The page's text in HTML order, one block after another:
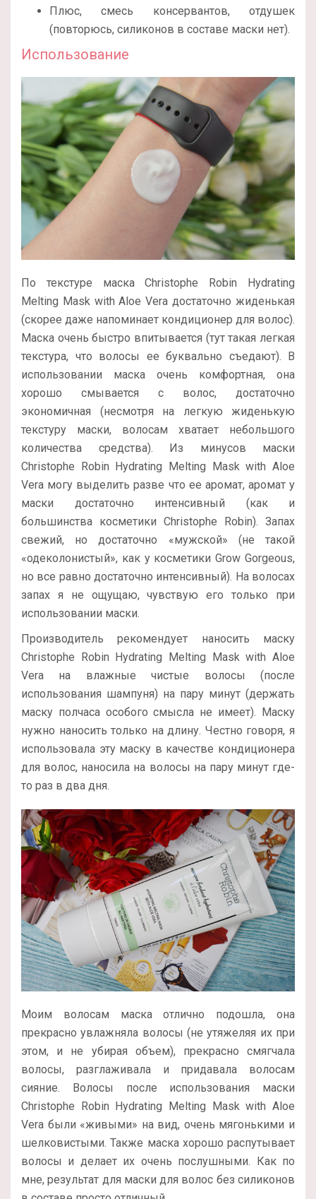
Плюс, смесь консервантов, отдушек
(повторюсь, силиконов в составе маски нет).
Использование
По текстуре маска Christophe Robin Hydrating
Melting Mask with Aloe Vera достаточно жиденькая
(скорее даже напоминает кондиционер для волос).
Маска очень быстро впитывается (тут такая легкая
текстура, что волосы ее буквально съедают). В
использовании маска очень комфортная, она
хорошо смывается с волос, достаточно
экономичная (несмотря на легкую жиденькую
текстуру маски, волосам хватает небольшого
количества средства). Из минусов маски
Christophe Robin Hydrating Melting Mask with Aloe
Vera могу выделить разве что ее аромат, аромат у
маски достаточно интенсивный (как и
большинства косметики Christophe Robin). Запах
свежий, но достаточно «мужской» (не такой
«одеколонистый», как у косметики Grow Gorgeous,
но все равно достаточно интенсивный). На волосах
запах я не ощущаю, чувствую его только при
использовании маски.
Производитель рекомендует наносить маску
Christophe Robin Hydrating Melting Mask with Aloe
Vera на влажные чистые волосы (после
использования шампуня) на пару минут (держать
маску полчаса особого смысла не имеет). Маску
нужно наносить только на длину. Честно говоря, я
использовала эту маску в качестве кондиционера
для волос, наносила на волосы на пару минут где-
то раз в два дня.
Моим волосам маска отлично подошла, она
прекрасно увлажняла волосы (не утяжеляя их при
этом, и не убирая объем), прекрасно смягчала
волосы, разглаживала и придавала волосам
сияние. Волосы после использования маски
Christophe Robin Hydrating Melting Mask with Aloe
Vera были «живыми» на вид, очень мягонькими и
шелковистыми. Также маска хорошо распутывает
волосы и делает их очень послушными. Как по
мне, результат для маски для волос без силиконов